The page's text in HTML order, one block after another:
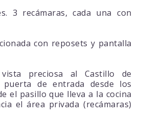
3 recámaras, cada una con
con reposets y pantalla
preciosa al Castillo de
puerta de entrada desde los
el pasillo que lleva a la cocina
el área privada (recámaras)